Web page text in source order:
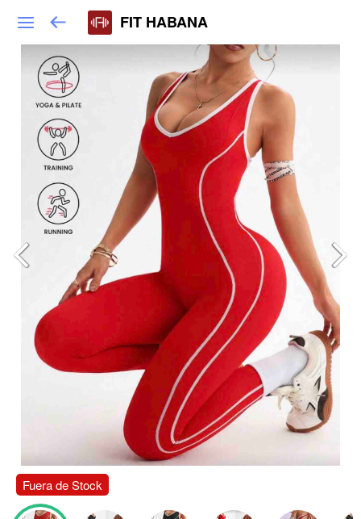
FIT HABANA
Fuera de Stock